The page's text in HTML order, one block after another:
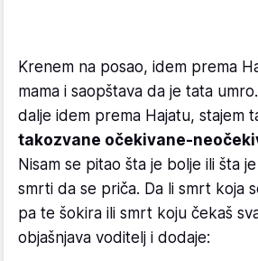
Krenem na posao, idem prema
mama i saopštava da je tata
dalje idem prema Hajatu, stajem
takozvane očekivane-
Nisam se pitao šta je bolje ili šta
smrti da se priča. Da li smrt koja
pa te šokira ili smrt koju čekaš
objašnjava voditelj i dodaje: